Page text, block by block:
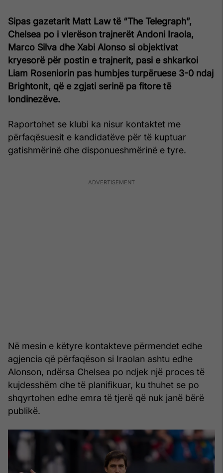
Sipas gazetarit Matt Law të “The Telegraph”,
Chelsea po i vlerëson trajnerët Andoni Iraola,
Marco Silva dhe Xabi Alonso si objektivat
kryesorë për postin e trajnerit, pasi e shkarkoi
Liam Roseniorin pas humbjes turpëruese 3-0 ndaj
Brightonit, që e zgjati serinë pa fitore të
londinezëve.
Raportohet se klubi ka nisur kontaktet me
përfaqësuesit e kandidatëve për të kuptuar
gatishmërinë dhe disponueshmërinë e tyre.
Në mesin e këtyre kontakteve përmendet edhe
agjencia që përfaqëson si Iraolan ashtu edhe
Alonson, ndërsa Chelsea po ndjek një proces të
kujdesshëm dhe të planifikuar, ku thuhet se po
shqyrtohen edhe emra të tjerë që nuk janë bërë
publikë.